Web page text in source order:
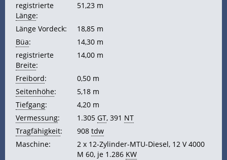
registrierte
Länge:
51,23 m
Länge Vordeck:
18,85 m
Büa:
14,30 m
registrierte
Breite:
14,00 m
Freibord:
0,50 m
Seitenhöhe:
5,18 m
Tiefgang:
4,20 m
Vermessung: 1.305 GT, 391 NT
Tragfähigkeit: 908 tdw
Maschine:
2 x 12-Zylinder-MTU-Diesel, 12 V 4000
M 60, je 1.286 KW